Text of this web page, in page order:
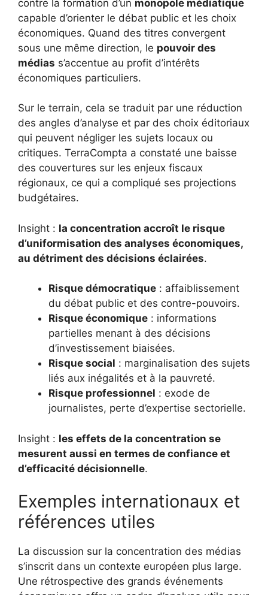
contre la formation d’un monopole médiatique
capable d’orienter le débat public et les choix
économiques. Quand des titres convergent
sous une même direction, le pouvoir des
médias s’accentue au profit d’intérêts
économiques particuliers.
Sur le terrain, cela se traduit par une réduction
des angles d’analyse et par des choix éditoriaux
qui peuvent négliger les sujets locaux ou
critiques. TerraCompta a constaté une baisse
des couvertures sur les enjeux fiscaux
régionaux, ce qui a compliqué ses projections
budgétaires.
Insight : la concentration accroît le risque
d’uniformisation des analyses économiques,
au détriment des décisions éclairées.
Risque démocratique : affaiblissement
du débat public et des contre-pouvoirs.
Risque économique : informations
partielles menant à des décisions
d’investissement biaisées.
Risque social : marginalisation des sujets
liés aux inégalités et à la pauvreté.
Risque professionnel : exode de
journalistes, perte d’expertise sectorielle.
Insight : les effets de la concentration se
mesurent aussi en termes de confiance et
d’efficacité décisionnelle.
Exemples internationaux et
références utiles
La discussion sur la concentration des médias
s’inscrit dans un contexte européen plus large.
Une rétrospective des grands événements